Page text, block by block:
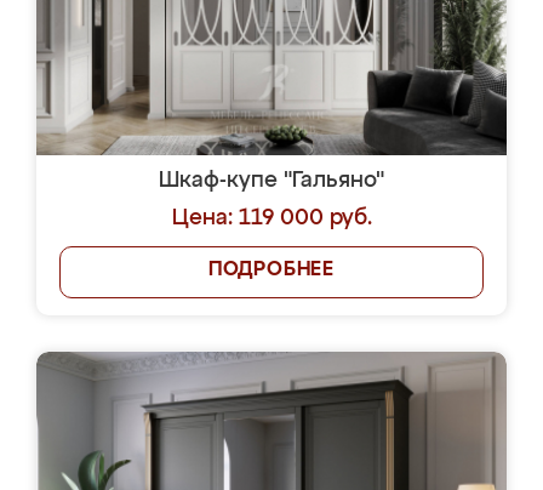
Шкаф-купе "Гальяно"
Цена: 119 000 руб.
ПОДРОБНЕЕ